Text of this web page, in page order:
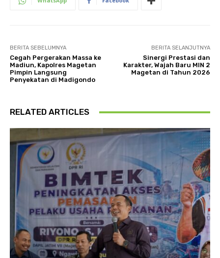
BERITA SEBELUMNYA
Cegah Pergerakan Massa ke
Madiun, Kapolres Magetan
Pimpin Langsung
Penyekatan di Madigondo
BERITA SELANJUTNYA
Sinergi Prestasi dan
Karakter, Wajah Baru MIN 2
Magetan di Tahun 2026
RELATED ARTICLES